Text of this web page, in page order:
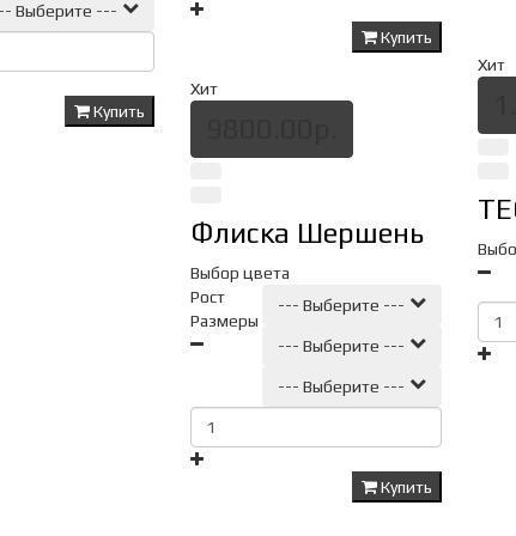
Выберите ---
Купить
Купить
Хит
Флиска Шершень
Выбор цвета
--- Выберите ---
Рост
--- Выберите ---
Размеры
--- Выберите ---
Купить
Хит